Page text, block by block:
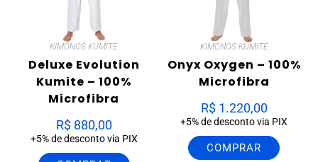
KIMONOS KUMITE
Deluxe Evolution
Kumite – 100%
Microfibra
R$880,00
+5% de desconto via PIX
KIMONOS KUMITE
Onyx Oxygen – 100%
Microfibra
R$1.220,00
+5% de desconto via PIX
COMPRAR